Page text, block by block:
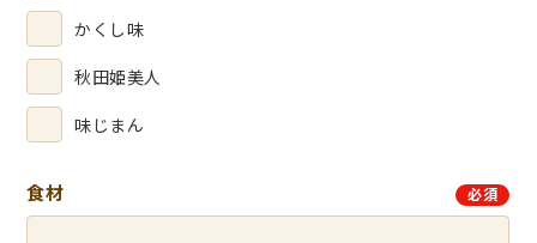
かくし味
秋田姫美人
味じまん
食材 必須